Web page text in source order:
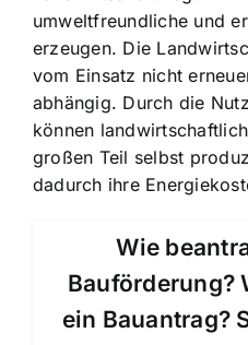
umweltfreundliche und
erzeugen. Die
vom Einsatz nicht
abhängig. Durch die
können
großen Teil selbst
dadurch ihre
Wie
Bauförderung?
ein Bauantrag?